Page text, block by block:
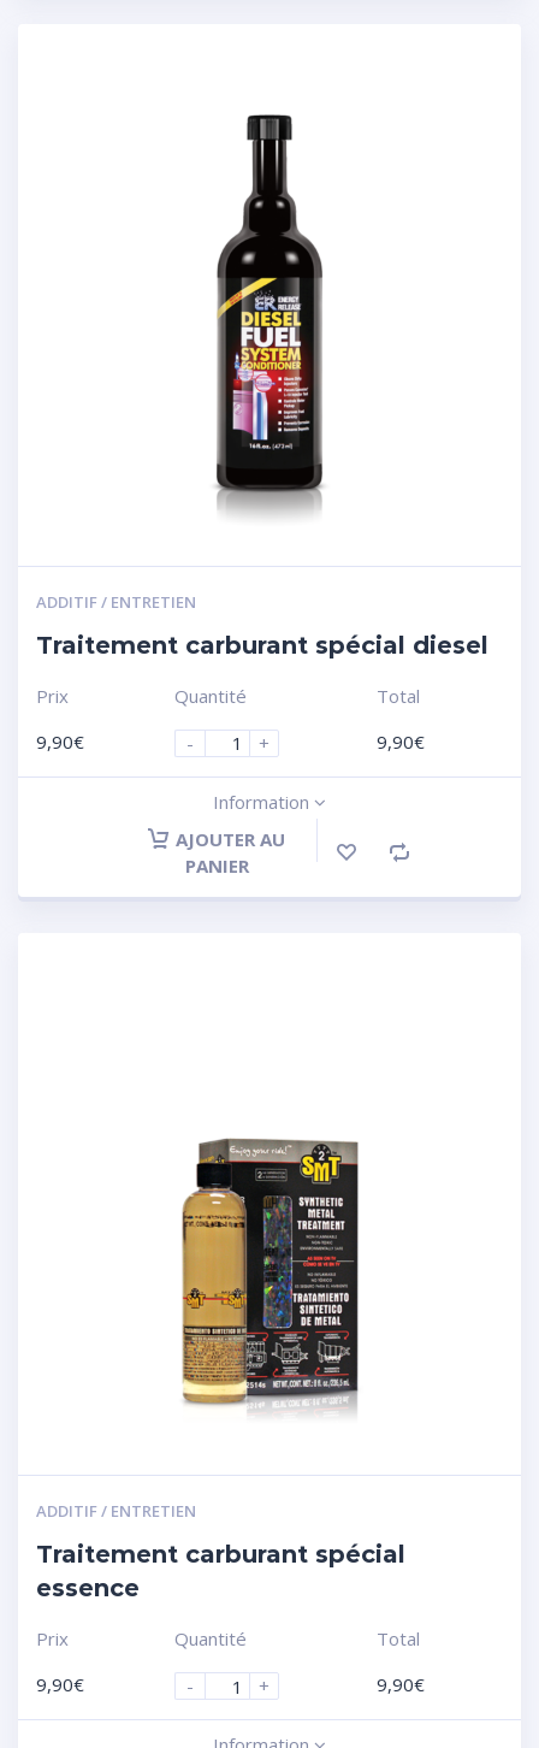
ADDITIF / ENTRETIEN
Traitement carburant spécial diesel
Prix
9,90€
Quantité
-
+
Total
9,90€
Information
AJOUTER AU
PANIER
ADDITIF / ENTRETIEN
Traitement carburant spécial
essence
Prix
9,90€
Quantité
-
+
Total
9,90€